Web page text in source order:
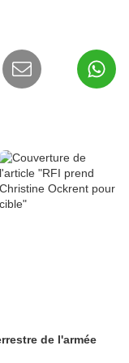
de l'armée